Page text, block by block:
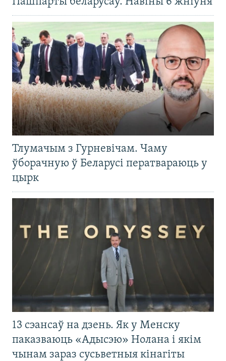
Тлумачым з Гурневічам. Чаму
ўборачную ў Беларусі ператвараюць у
цырк
13 сэансаў на дзень. Як у Менску
паказваюць «Адысэю» Нолана і якім
чынам зараз сусьветныя кінагіты